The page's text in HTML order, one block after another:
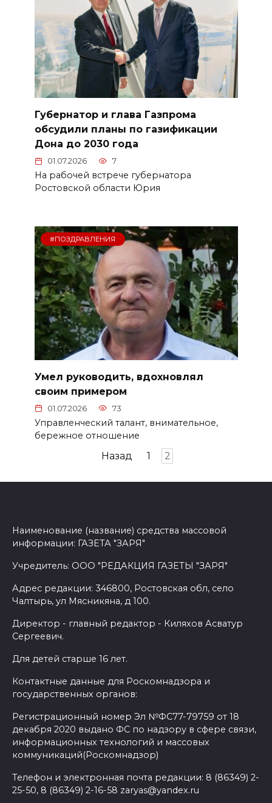
Губернатор и глава Газпрома
обсудили планы по газификации
Дона до 2030 года
01.07.2026 7
На рабочей встрече губернатора
Ростовской области Юрия
#ПОЗДРАВЛЕНИЯ
Умел руководить, вдохновлял
своим примером
01.07.2026 73
Управленческий талант, внима­тельное,
бережное отношение
Назад 1 2
Наименование (название) средства массовой
информации: ГАЗЕТА "ЗАРЯ"
Учредитель: ООО "РЕДАКЦИЯ ГАЗЕТЫ "ЗАРЯ"
Адрес редакции: 346800, Ростовская обл, село
Чалтырь, ул Мясникяна, д 100.
Директор - главный редактор - Киляхов Асватур
Сергеевич.
Для детей старше 16 лет.
Контактные данные для Роскомнадзора и
государственных органов:
Регистрационный номер Эл №ФС77-79759 от 18
декабря 2020 выдано ФС по надзору в сфере связи,
информационных технологий и массовых
коммуникаций(Роскомнадзор)
Телефон и электронная почта редакции: 8 (86349) 2-
25-50, 8 (86349) 2-16-58 zaryas@yandex.ru